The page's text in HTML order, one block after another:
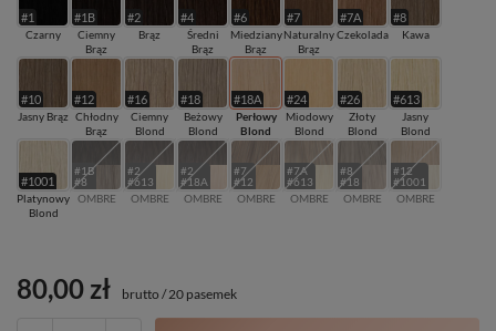
#1
Czarny
#1B
Ciemny
Brąz
#2
Brąz
#4
Średni
Brąz
#6
Miedziany
Brąz
#7
Naturalny
Brąz
#7A
Czekolada
#8
Kawa
#10
Jasny Brąz
#12
Chłodny
Brąz
#16
Ciemny
Blond
#18
Beżowy
Blond
#18A
Perłowy
Blond
#24
Miodowy
Blond
#26
Złoty
Blond
#613
Jasny
Blond
#1001
Platynowy
Blond
#1B
#8
OMBRE
#2
#613
OMBRE
#2
#18A
OMBRE
#7
#12
OMBRE
#7A
#613
OMBRE
#8
#18
OMBRE
#12
#1001
OMBRE
80,00 zł brutto /20 pasemek